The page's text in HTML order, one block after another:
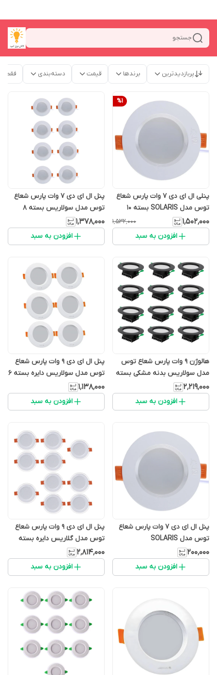
جستجو
پربازدیدترین برندها قیمت دسته‌بندی فقط
%1
پنلی ال ای دی 7 وات پارس شعاع
توس مدل SOLARIS بسته 10
عددی
۱٬۵۰۲٬۰۰۰ ۱٬۵۳۲٬۰۰۰
افزودن به سبد
پنل ال ای دی 7 وات پارس شعاع
توس مدل سولاریس بسته 8
عددی
۱٬۳۷۸٬۰۰۰
افزودن به سبد
هالوژن 9 وات پارس شعاع توس
مدل سولاریس بدنه مشکی بسته
12 عددی
۲٬۲۱۹٬۰۰۰
افزودن به سبد
پنل ال ای دی 9 وات پارس شعاع
توس مدل سولاریس دایره بسته 6
عددی
۱٬۱۳۸٬۰۰۰
افزودن به سبد
پنل ال ای دی 7 وات پارس شعاع
توس مدل SOLARIS
۲۰۰٬۰۰۰
افزودن به سبد
پنل ال ای دی 9 وات پارس شعاع
توس مدل گلاریس دایره بسته
10عددی
۲٬۸۱۴٬۰۰۰
افزودن به سبد